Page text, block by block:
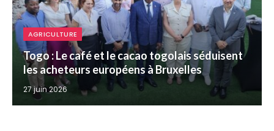
AGRICULTURE
Togo : Le café et le cacao togolais séduisent
les acheteurs européens à Bruxelles
27 juin 2026